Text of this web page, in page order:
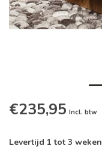
€235,95 Incl. btw
Levertijd 1 tot 3 weken